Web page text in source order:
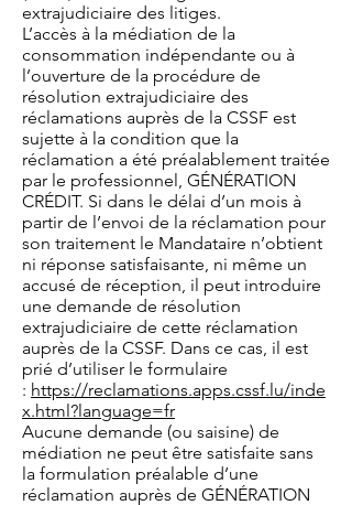
extrajudiciaire des litiges.
L’accès à la médiation de la
consommation indépendante ou à
l’ouverture de la procédure de
résolution extrajudiciaire des
réclamations auprès de la CSSF est
sujette à la condition que la
réclamation a été préalablement traitée
par le professionnel, GÉNÉRATION
CRÉDIT. Si dans le délai d’un mois à
partir de l’envoi de la réclamation pour
son traitement le Mandataire n’obtient
ni réponse satisfaisante, ni même un
accusé de réception, il peut introduire
une demande de résolution
extrajudiciaire de cette réclamation
auprès de la CSSF. Dans ce cas, il est
prié d’utiliser le formulaire
: https://reclamations.apps.cssf.lu/inde
x.html?language=fr
Aucune demande (ou saisine) de
médiation ne peut être satisfaite sans
la formulation préalable d’une
réclamation auprès de GÉNÉRATION